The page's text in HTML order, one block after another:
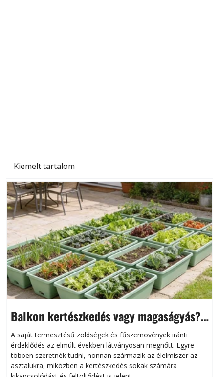
Kiemelt tartalom
Balkon kertészkedés vagy magaságyás?
Helytakarékos kertészkedés
A saját termesztésű zöldségek és fűszernövények iránti
érdeklődés az elmúlt években látványosan megnőtt. Egyre
többen szeretnék tudni, honnan származik az élelmiszer az
asztalukra, miközben a kertészkedés sokak számára